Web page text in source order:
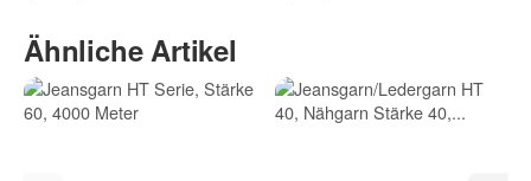
Ähnliche Artikel